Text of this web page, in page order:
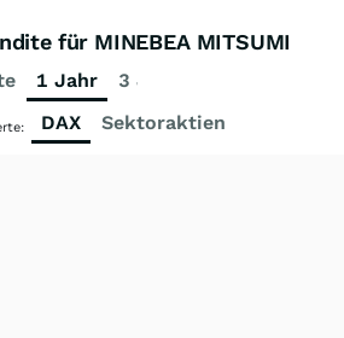
für MINEBEA MITSUMI
1 Jahr 3 Jahre
DAX Sektoraktien